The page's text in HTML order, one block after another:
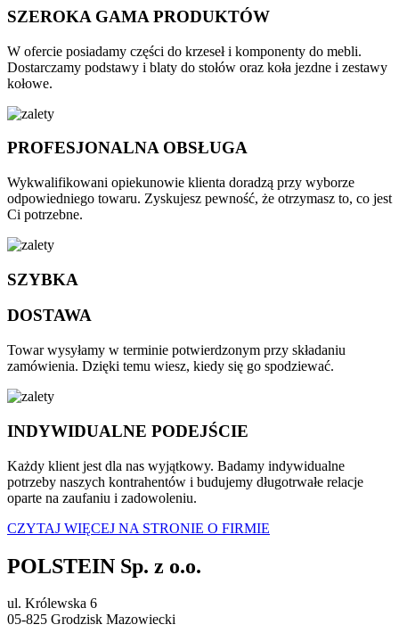
SZEROKA GAMA PRODUKTÓW
W ofercie posiadamy części do krzeseł i komponenty do mebli.
Dostarczamy podstawy i blaty do stołów oraz koła jezdne i zestawy
kołowe.
PROFESJONALNA OBSŁUGA
Wykwalifikowani opiekunowie klienta doradzą przy wyborze
odpowiedniego towaru. Zyskujesz pewność, że otrzymasz to, co jest
Ci potrzebne.
SZYBKA
DOSTAWA
Towar wysyłamy w terminie potwierdzonym przy składaniu
zamówienia. Dzięki temu wiesz, kiedy się go spodziewać.
INDYWIDUALNE PODEJŚCIE
Każdy klient jest dla nas wyjątkowy. Badamy indywidualne
potrzeby naszych kontrahentów i budujemy długotrwałe relacje
oparte na zaufaniu i zadowoleniu.
CZYTAJ WIĘCEJ NA STRONIE O FIRMIE
POLSTEIN Sp. z o.o.
ul. Królewska 6
05-825 Grodzisk Mazowiecki